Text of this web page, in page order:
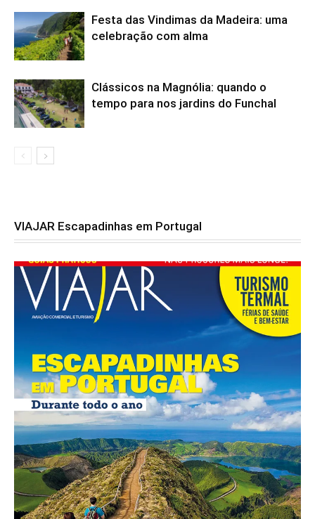
Festa das Vindimas da Madeira: uma
celebração com alma
Clássicos na Magnólia: quando o
tempo para nos jardins do Funchal
VIAJAR Escapadinhas em Portugal